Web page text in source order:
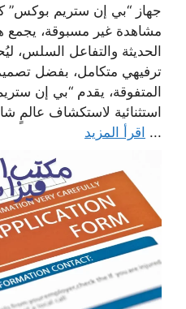
جهاز “بي إن ستريم بوكس”
مشاهدة غير مسبوقة، يجمع
الحديثة والتفاعل السلس،
ترفيهي متكامل، بفضل
المتفوقة، يقدم “بي إن
استثنائية لاستكشاف عالمٍ
... اقرأ المزيد